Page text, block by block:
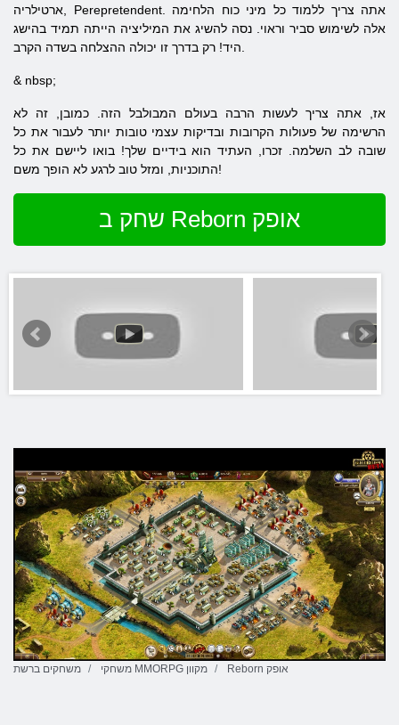
ארטילריה, Perepretendent. אתה צריך ללמוד כל מיני כוח הלחימה
אלה לשימוש סביר וראוי. נסה להשיג את המיליציה הייתה תמיד בהישג
& nbsp;
אז, אתה צריך לעשות הרבה בעולם המבולבל הזה. כמובן, זה לא
הרשימה של פעולות הקרובות ובדיקות עצמי טובות יותר לעבור את כל
שובה לב השלמה. זכרו, העתיד הוא בידיים שלך! בואו ליישם את כל
התוכניות, ומזל טוב לרגע לא הופך משם!
שחק ב Reborn אופק
משחקים ברשת משחקי MMORPG מקוון Reborn אופק